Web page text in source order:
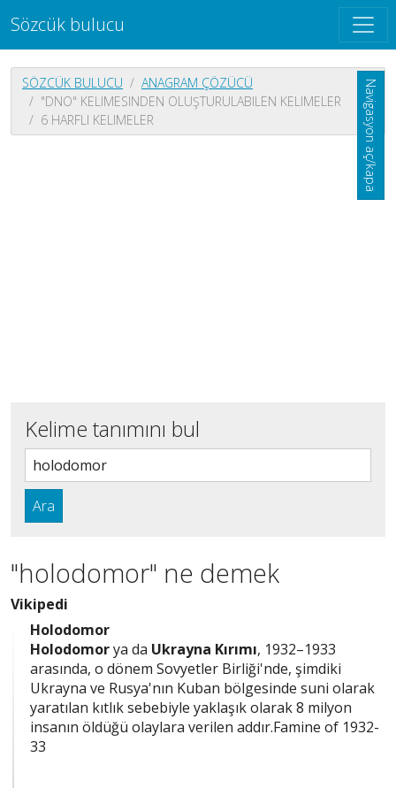
Sözcük bulucu
Navigasyon aç/kapa
SÖZCÜK BULUCU
ANAGRAM ÇÖZÜCÜ
"DNO" KELIMESINDEN OLUŞTURULABILEN KELIMELER
6 HARFLI KELIMELER
Kelime tanımını bul
Ara
"holodomor" ne demek
Vikipedi
Holodomor
Holodomorya da Ukrayna Kırımı, 1932–1933
arasında, o dönem Sovyetler Birliği'nde, şimdiki
Ukrayna ve Rusya'nın Kuban bölgesinde suni olarak
yaratılan kıtlık sebebiyle yaklaşık olarak 8 milyon
insanın öldüğü olaylara verilen addır.Famine of 1932-
33